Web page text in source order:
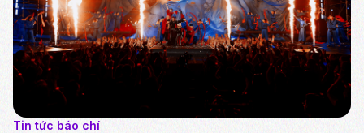
Tin tức báo chí